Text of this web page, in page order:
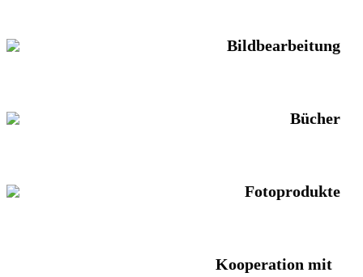
Bildbearbeitung
Bücher
Fotoprodukte
Kooperation mit